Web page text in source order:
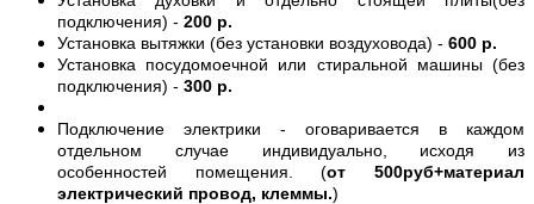
подключения) - 200 р.
Установка вытяжки (без установки воздуховода) - 600 р.
Установка посудомоечной или стиральной машины (без
подключения) - 300 р.
Подключение электрики - оговаривается в каждом
отдельном случае индивидуально, исходя из
особенностей помещения. (от 500руб+материал
электрический провод, клеммы.)